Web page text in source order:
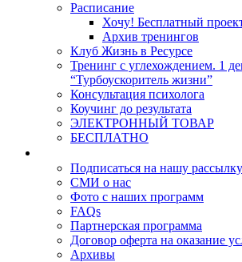
Расписание
Хочу! Бесплатный
Архив тренингов
Клуб Жизнь в Ресурсе
Тренинг с углехождением. 1
“Турбоускоритель жизни”
Консультация психолога
Коучинг до результата
ЭЛЕКТРОННЫЙ ТОВАР
БЕСПЛАТНО
Подписаться на нашу рассылку
СМИ о нас
Фото с наших программ
FAQs
Партнерская программа
Договор оферта на оказание
Архивы